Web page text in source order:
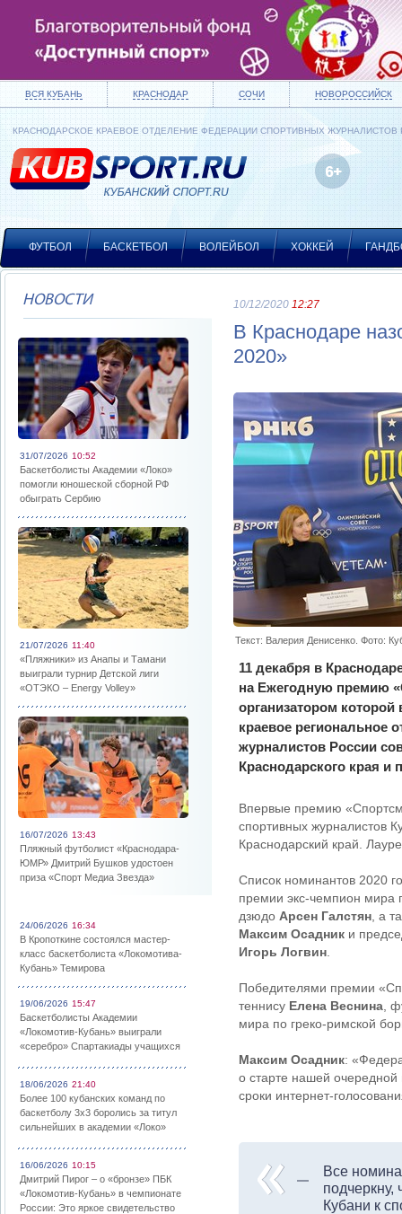
ВСЯ КУБАНЬ КРАСНОДАР СОЧИ НОВОРОССИЙСК
КРАСНОДАРСКОЕ КРАЕВОЕ ОТДЕЛЕНИЕ ФЕДЕРАЦИИ СПОРТИВНЫХ ЖУРНАЛИСТОВ
ФУТБОЛ БАСКЕТБОЛ ВОЛЕЙБОЛ ХОККЕЙ
НОВОСТИ
31/07/2026 10:52
Баскетболисты Академии «Локо»
помогли юношеской сборной РФ
обыграть Сербию
21/07/2026 11:40
«Пляжники» из Анапы и Тамани
выиграли турнир Детской лиги
«ОТЭКО – Energy Volley»
16/07/2026 13:43
Пляжный футболист «Краснодара-
ЮМР» Дмитрий Бушков удостоен
приза «Спорт Медиа Звезда»
24/06/2026 16:34
В Кропоткине состоялся мастер-
класс баскетболиста «Локомотива-
Кубань» Темирова
19/06/2026 15:47
Баскетболисты Академии
«Локомотив-Кубань» выиграли
«серебро» Спартакиады учащихся
18/06/2026 21:40
Более 100 кубанских команд по
баскетболу 3х3 боролись за титул
сильнейших в академии «Локо»
16/06/2026 10:15
Дмитрий Пирог – о «бронзе» ПБК
«Локомотив-Кубань» в чемпионате
России: Это яркое свидетельство
10/12/2020 12:27
В Краснодаре
2020»
Текст: Валерия Денисенко. Фото:
11 декабря в
на Ежегодную премию
организатором которой
краевое региональное
журналистов России
Краснодарского края
Впервые премию
спортивных журналистов
Краснодарский край.
Список номинантов 2020
премии экс-чемпион мира
дзюдо Арсен Галстян , а
Максим Осадник и
Игорь Логвин
Победителями премии
теннису Елена Веснина ,
мира по греко-римской
Максим Осадник:
о старте нашей
сроки интернет-
Все
подчеркну,
Кубани к